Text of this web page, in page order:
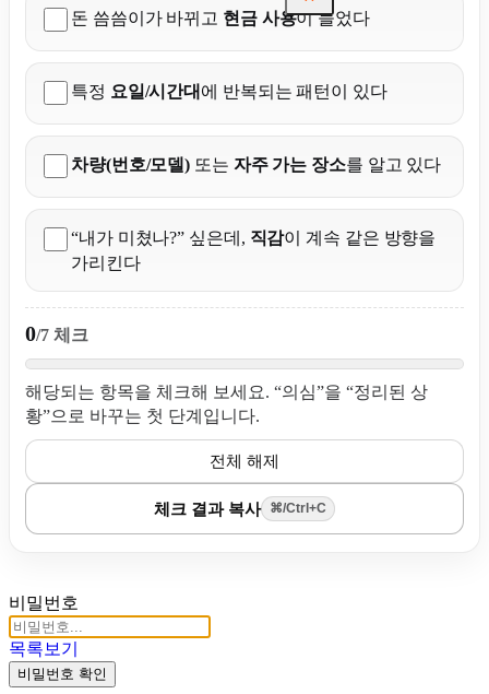
돈 씀씀이가 바뀌고 현금 사용이 늘었다
특정 요일/시간대 에 반복되는 패턴이 있다
차량(번호/모델) 또는 자주 가는 장소를 알고 있다
“내가 미쳤나?” 싶은데, 직감이 계속 같은 방향을
가리킨다
0/7 체크
해당되는 항목을 체크해 보세요. “의심”을 “정리된 상
황”으로 바꾸는 첫 단계입니다.
전체 해제
체크 결과 복사 ⌘/Ctrl+C
비밀번호
목록보기
비밀번호 확인